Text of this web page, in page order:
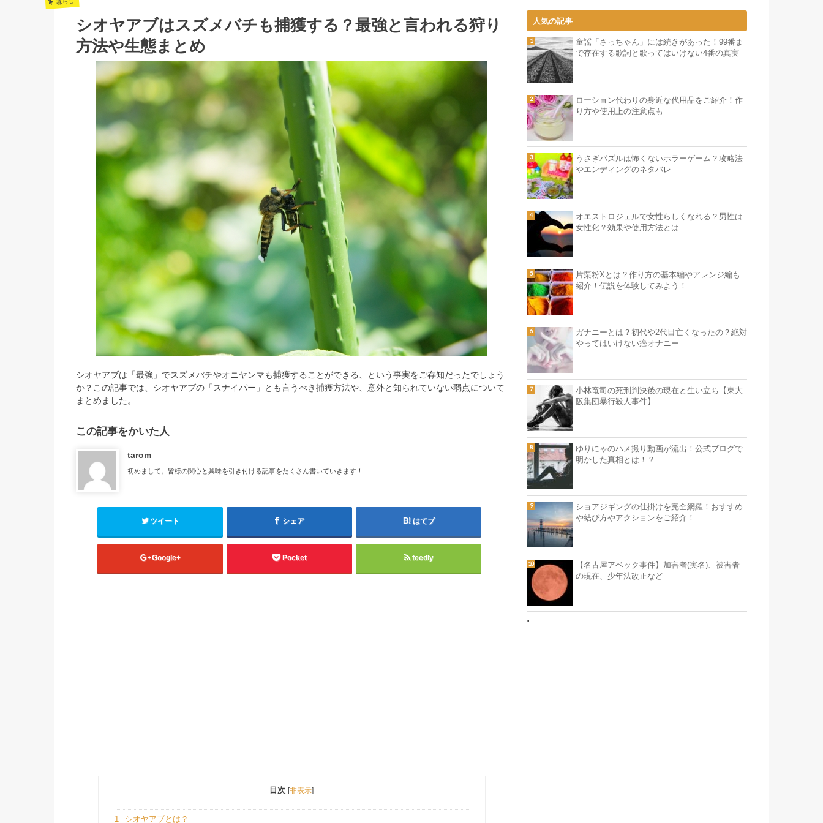
シオヤアブはスズメバチも捕獲する？最強と言われる狩り
方法や生態まとめ
シオヤアブは「最強」でスズメバチやオニヤンマも捕獲することができる、という事実をご存知だったでしょう
か？この記事では、シオヤアブの「スナイパー」とも言うべき捕獲方法や、意外と知られていない弱点について
まとめました。
この記事をかいた人
tarom
初めまして。皆様の関心と興味を引き付ける記事をたくさん書いていきます！
ツイート シェア はてブ
Google+ Pocket feedly
目次 [非表示]
1 シオヤアブとは？
人気の記事
童謡「さっちゃん」には続きがあった！99番ま
で存在する歌詞と歌ってはいけない4番の真実
ローション代わりの身近な代用品をご紹介！作
り方や使用上の注意点も
うさぎパズルは怖くないホラーゲーム？攻略法
やエンディングのネタバレ
オエストロジェルで女性らしくなれる？男性は
女性化？効果や使用方法とは
片栗粉Xとは？作り方の基本編やアレンジ編も
紹介！伝説を体験してみよう！
ガナニーとは？初代や2代目亡くなったの？絶対
やってはいけない癌オナニー
小林竜司の死刑判決後の現在と生い立ち【東大
阪集団暴行殺人事件】
ゆりにゃのハメ撮り動画が流出！公式ブログで
明かした真相とは！？
ショアジギングの仕掛けを完全網羅！おすすめ
や結び方やアクションをご紹介！
【名古屋アベック事件】加害者(実名)、被害者
の現在、少年法改正など
"